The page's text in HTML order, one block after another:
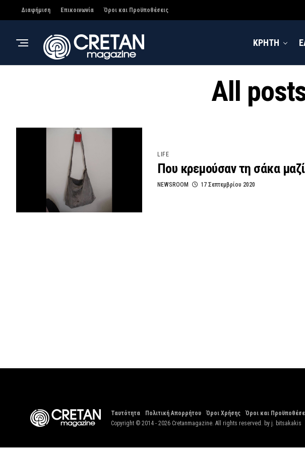
Διαφήμιση Επικοινωνία Όροι και Προϋποθέσεις
ΚΡΗΤΗ
All
LIFE
Που κρεμούσαν τη σάκα
NEWSROOM 17 Σεπτεμβρίου 2020
Ταυτότητα Πολιτική Απορρήτου Όροι Χρήσης
Όροι και
Copyright © 2014 - 2026 Cretanmagazine. All rights reserved. by j. bitsakakis